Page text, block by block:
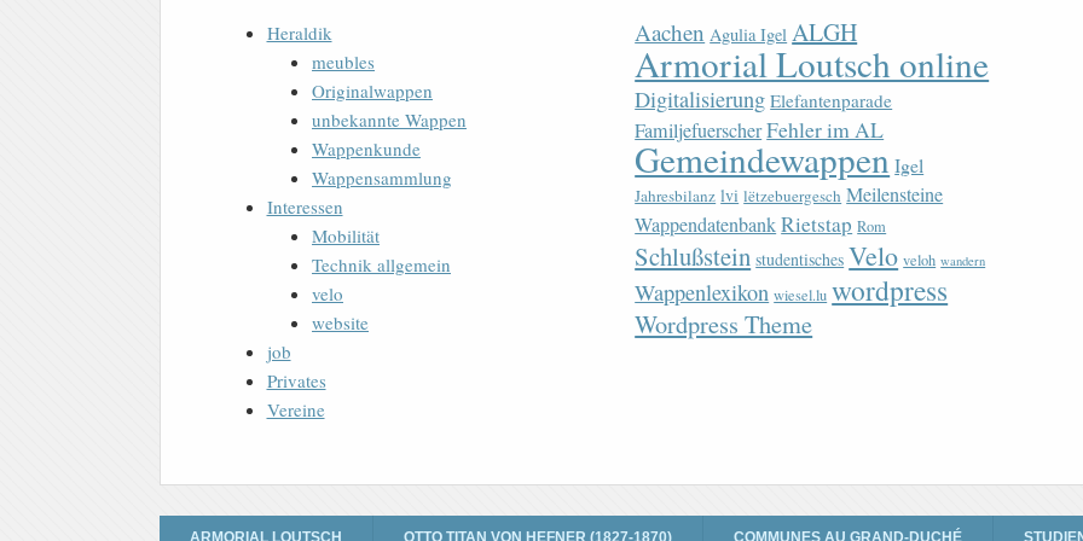
Heraldik
meubles
Originalwappen
unbekannte Wappen
Wappenkunde
Wappensammlung
Interessen
Mobilität
Technik allgemein
velo
website
job
Privates
Vereine
Aachen Agulia Igel ALGH
Armorial Loutsch online
Digitalisierung Elefantenparade
FamiljefuerscherFehler im AL
Gemeindewappen Igel
Jahresbilanz lvi lëtzebuergesch Meilensteine
WappendatenbankRietstap Rom
Schlußstein studentisches Velo veloh wandern
Wappenlexikon wiesel.lu wordpress
Wordpress Theme